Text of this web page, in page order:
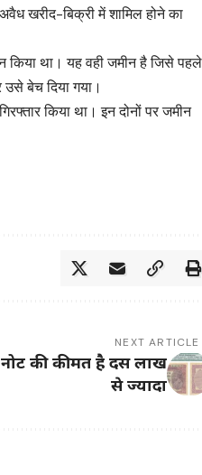
खरीद-बिक्री में शामिल होने का
था। यह वही जमीन है जिसे पहले
उसे बेच दिया गया।
किया था। इन दोनों पर जमीन
NEXT ARTICLE
की कीमत है दस लाख
से ज्यादा